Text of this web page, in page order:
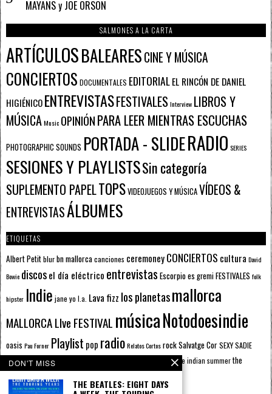
MAYANS y JOE ORSON
SALMONES A LA CARTA
ARTÍCULOSBALEARESCINE Y MÚSICA
CONCIERTOS DOCUMENTALES EDITORIALEL RINCÓN DE DANIEL
HIGIÉNICOENTREVISTASFESTIVALESInterview LIBROS Y
MÚSICAMusic OPINIÓNPARA LEER MIENTRAS ESCUCHAS
PHOTOGRAPHIC SOUNDS PORTADA - SLIDERADIO SERIES
SESIONES Y PLAYLISTSSin categoría
SUPLEMENTO PAPELTOPSVIDEOJUEGOS Y MÚSICAVÍDEOS &
ENTREVISTASÁLBUMES
ETIQUETAS
Albert Petitblurbn mallorcacanciones ceremoneyCONCIERTOS cultura David
Bowie discosel día eléctrico entrevistas Escorpioes gremiFESTIVALES folk
hipster Indie jane yo l.a. Lava fizz los planetasmallorca
MALLORCA LIve FESTIVAL músicaNotodoesindie
oasis Pau Forner Playlist pop radioRelatos CortosrockSalvatge CorSEXY SADIE
sputniksputnik radio the curethe indian summerthe
the wheelsu2
DON'T MISS
THE BEATLES: EIGHT DAYS